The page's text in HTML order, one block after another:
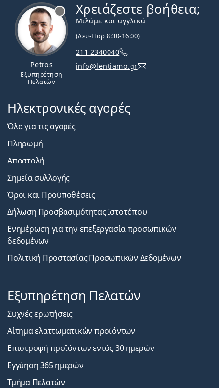
Petros
Εξυπηρέτηση
Πελατών
Χρειάζεστε βοήθεια;
Μιλάμε και αγγλικά
(Δευ-Παρ 8:30-16:00)
211 2340040
info@lentiamo.gr
Ηλεκτρονικές αγορές
Όλα για τις αγορές
Πληρωμή
Αποστολή
Σημεία συλλογής
Όροι και Προϋποθέσεις
Δήλωση Προσβασιμότητας Ιστοτόπου
Ενημέρωση για την επεξεργασία προσωπικών
δεδομένων
Πολιτική Προστασίας Προσωπικών Δεδομένων
Εξυπηρέτηση Πελατών
Συχνές ερωτήσεις
Αίτημα ελαττωματικών προϊόντων
Επιστροφή προϊόντων εντός 30 ημερών
Εγγύηση 365 ημερών
Τμήμα Πελατών